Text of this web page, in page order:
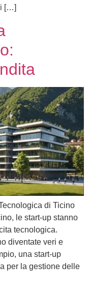
[…]
di Ticino
le start-up stanno
tecnologica.
diventate veri e
una start-up
per la gestione delle